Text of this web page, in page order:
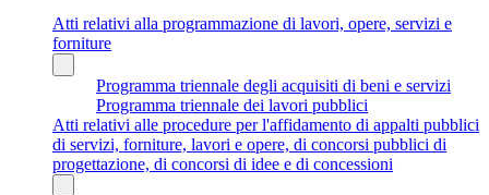
Atti relativi alla programmazione di lavori, opere, servizi e
forniture
Programma triennale degli acquisiti di beni e servizi
Programma triennale dei lavori pubblici
Atti relativi alle procedure per l'affidamento di appalti pubblici
di servizi, forniture, lavori e opere, di concorsi pubblici di
progettazione, di concorsi di idee e di concessioni